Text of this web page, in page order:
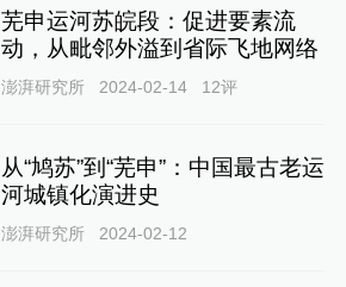
芜申运河苏皖段：促进要素流
动，从毗邻外溢到省际飞地网络
澎湃研究所 2024-02-14 12评
从“鸠苏”到“芜申”：中国最古老运
河城镇化演进史
澎湃研究所 2024-02-12